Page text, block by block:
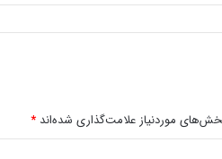
موردنیاز علامت‌گذاری شده‌اند *